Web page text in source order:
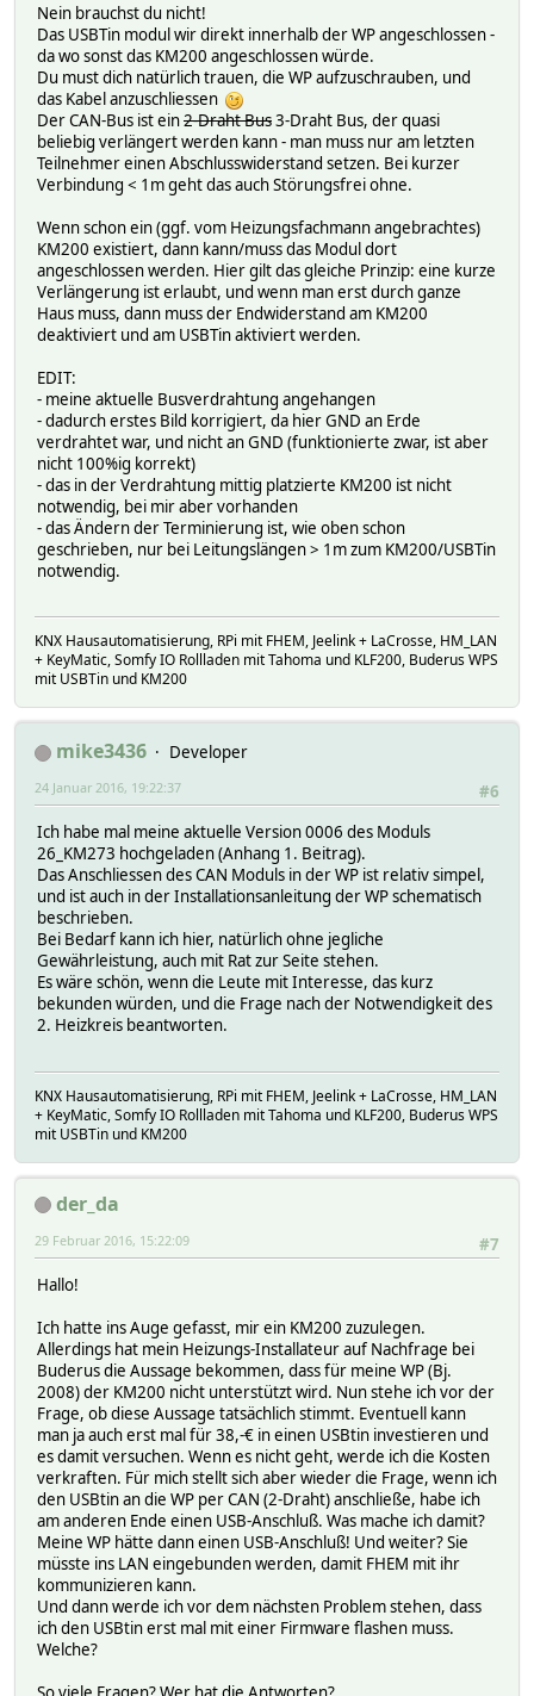
Nein brauchst du nicht!
Das USBTin modul wir direkt innerhalb der WP angeschlossen -
da wo sonst das KM200 angeschlossen würde.
Du must dich natürlich trauen, die WP aufzuschrauben, und
das Kabel anzuschliessen
Der CAN-Bus ist ein2-Draht Bus3-Draht Bus, der quasi
beliebig verlängert werden kann - man muss nur am letzten
Teilnehmer einen Abschlusswiderstand setzen. Bei kurzer
Verbindung < 1m geht das auch Störungsfrei ohne.
Wenn schon ein (ggf. vom Heizungsfachmann angebrachtes)
KM200 existiert, dann kann/muss das Modul dort
angeschlossen werden. Hier gilt das gleiche Prinzip: eine kurze
Verlängerung ist erlaubt, und wenn man erst durch ganze
Haus muss, dann muss der Endwiderstand am KM200
deaktiviert und am USBTin aktiviert werden.
EDIT:
- meine aktuelle Busverdrahtung angehangen
- dadurch erstes Bild korrigiert, da hier GND an Erde
verdrahtet war, und nicht an GND (funktionierte zwar, ist aber
nicht 100%ig korrekt)
- das in der Verdrahtung mittig platzierte KM200 ist nicht
notwendig, bei mir aber vorhanden
- das Ändern der Terminierung ist, wie oben schon
geschrieben, nur bei Leitungslängen > 1m zum KM200/USBTin
notwendig.
KNX Hausautomatisierung, RPi mit FHEM, Jeelink + LaCrosse, HM_LAN
+ KeyMatic, Somfy IO Rollladen mit Tahoma und KLF200, Buderus WPS
mit USBTin und KM200
mike3436
Developer
#6
24 Januar 2016, 19:22:37
Ich habe mal meine aktuelle Version 0006 des Moduls
26_KM273 hochgeladen (Anhang 1. Beitrag).
Das Anschliessen des CAN Moduls in der WP ist relativ simpel,
und ist auch in der Installationsanleitung der WP schematisch
beschrieben.
Bei Bedarf kann ich hier, natürlich ohne jegliche
Gewährleistung, auch mit Rat zur Seite stehen.
Es wäre schön, wenn die Leute mit Interesse, das kurz
bekunden würden, und die Frage nach der Notwendigkeit des
2. Heizkreis beantworten.
KNX Hausautomatisierung, RPi mit FHEM, Jeelink + LaCrosse, HM_LAN
+ KeyMatic, Somfy IO Rollladen mit Tahoma und KLF200, Buderus WPS
mit USBTin und KM200
der_da
#7
29 Februar 2016, 15:22:09
Hallo!
Ich hatte ins Auge gefasst, mir ein KM200 zuzulegen.
Allerdings hat mein Heizungs-Installateur auf Nachfrage bei
Buderus die Aussage bekommen, dass für meine WP (Bj.
2008) der KM200 nicht unterstützt wird. Nun stehe ich vor der
Frage, ob diese Aussage tatsächlich stimmt. Eventuell kann
man ja auch erst mal für 38,-€ in einen USBtin investieren und
es damit versuchen. Wenn es nicht geht, werde ich die Kosten
verkraften. Für mich stellt sich aber wieder die Frage, wenn ich
den USBtin an die WP per CAN (2-Draht) anschließe, habe ich
am anderen Ende einen USB-Anschluß. Was mache ich damit?
Meine WP hätte dann einen USB-Anschluß! Und weiter? Sie
müsste ins LAN eingebunden werden, damit FHEM mit ihr
kommunizieren kann.
Und dann werde ich vor dem nächsten Problem stehen, dass
ich den USBtin erst mal mit einer Firmware flashen muss.
Welche?